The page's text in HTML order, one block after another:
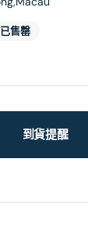
已售罄
到貨提醒